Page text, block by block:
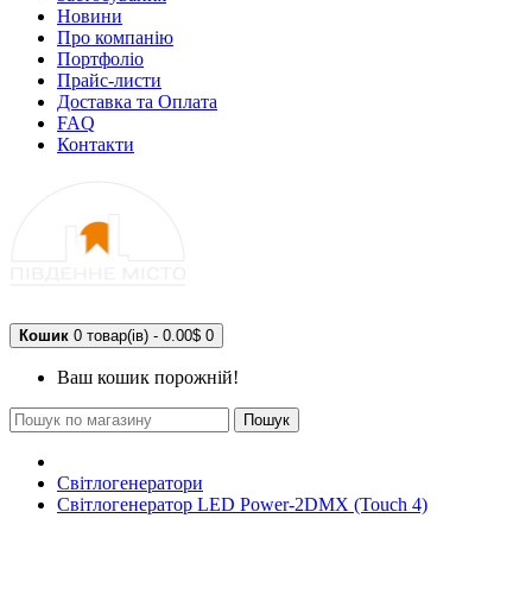
Новини
Про компанію
Портфоліо
Прайс-листи
Доставка та Оплата
FAQ
Контакти
Кошик 0 товар(ів) - 0.00$ 0
Ваш кошик порожній!
Пошук
Світлогенератори
Світлогенератор LED Power-2DMX (Touch 4)